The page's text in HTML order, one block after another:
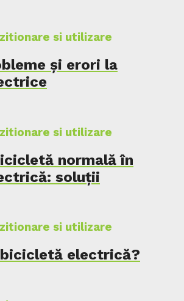
si utilizare
și erori la
si utilizare
normală în
soluții
si utilizare
bicicletă electrică?